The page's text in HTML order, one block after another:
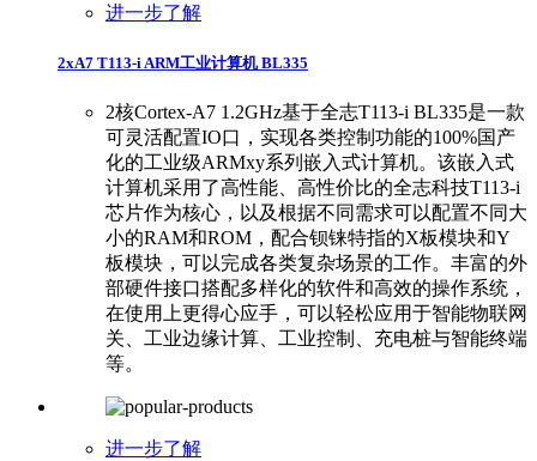
进一步了解
2xA7 T113-i ARM工业计算机 BL335
2核Cortex-A7 1.2GHz基于全志T113-i BL335是一款
可灵活配置IO口，实现各类控制功能的100%国产
化的工业级ARMxy系列嵌入式计算机。该嵌入式
计算机采用了高性能、高性价比的全志科技T113-i
芯片作为核心，以及根据不同需求可以配置不同大
小的RAM和ROM，配合钡铼特指的X板模块和Y
板模块，可以完成各类复杂场景的工作。丰富的外
部硬件接口搭配多样化的软件和高效的操作系统，
在使用上更得心应手，可以轻松应用于智能物联网
关、工业边缘计算、工业控制、充电桩与智能终端
等。
进一步了解